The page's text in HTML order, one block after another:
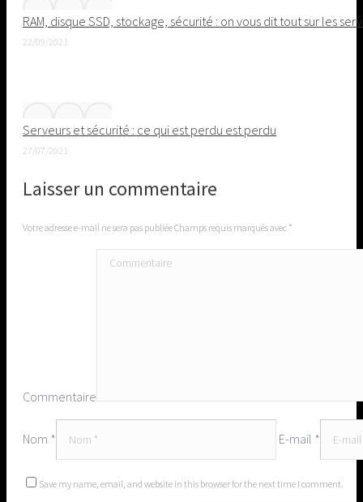
RAM, disque SSD, stockage, sécurité : on vous dit tout sur les
22/09/2021
Serveurs et sécurité : ce qui est perdu est perdu
27/07/2021
Laisser un commentaire
Votre adresse e-mail ne sera pas publiée Champs requis marqués avec *
Commentaire
Nom * E-mail *
Save my name, email, and website in this browser for the next time I comment.